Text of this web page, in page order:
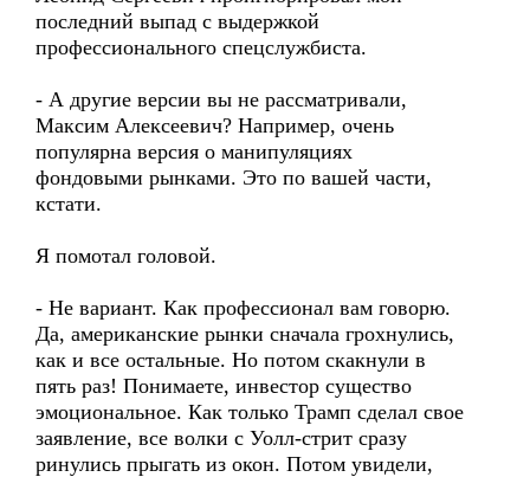
последний выпад с выдержкой
профессионального спецслужбиста.
- А другие версии вы не рассматривали,
Максим Алексеевич? Например, очень
популярна версия о манипуляциях
фондовыми рынками. Это по вашей части,
кстати.
Я помотал головой.
- Не вариант. Как профессионал вам говорю.
Да, американские рынки сначала грохнулись,
как и все остальные. Но потом скакнули в
пять раз! Понимаете, инвестор существо
эмоциональное. Как только Трамп сделал свое
заявление, все волки с Уолл-стрит сразу
ринулись прыгать из окон. Потом увидели,